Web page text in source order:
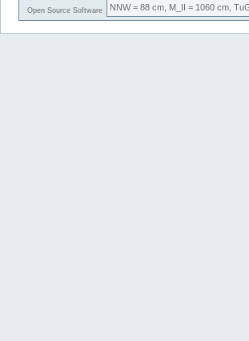
Open Source Software
NNW= 88 cm, M_II = 1060 cm,